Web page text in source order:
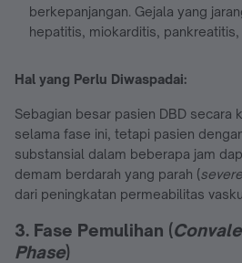
berkepanjangan. Gejala yang
hepatitis, miokarditis,
Hal yang Perlu Diwaspadai:
Sebagian besar pasien DBD secara
selama fase ini, tetapi pasien
substansial dalam beberapa jam
demam berdarah yang parah (
dari peningkatan permeabilitas
3. Fase Pemulihan (
Phase)